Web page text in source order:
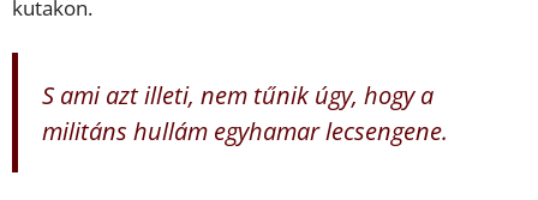
kutakon.
S ami azt illeti, nem tűnik úgy, hogy a
militáns hullám egyhamar lecsengene.